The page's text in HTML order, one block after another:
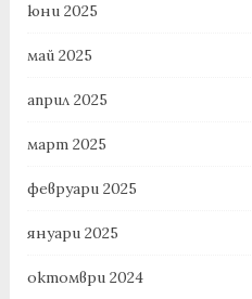
юни 2025
май 2025
април 2025
март 2025
февруари 2025
януари 2025
октомври 2024